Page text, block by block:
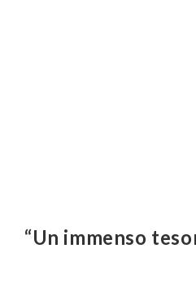
“Un immenso